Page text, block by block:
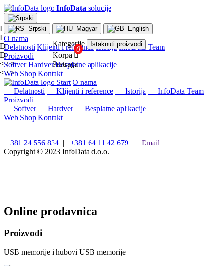
InfoData solucije
Srpski Magyar English
O nama
Delatnosti Klijenti i reference Istorija InfoData Team
Proizvodi
Softver Hardver Besplatne aplikacije
Web Shop Kontakt
Start O nama
Delatnosti
Klijenti i reference Istorija
InfoData Team
Proizvodi
Softver
Hardver
Besplatne aplikacije
Web Shop Kontakt
I
I
D
D
< / >
< / >
Kategorije Istaknuti proizvodi
Korpa 
Pretraga
×
Konfiguracije
Intel
stoni
računari
stoni
računari
Microsoft
tableti
laptopovi
laptopovi
Online prodavnica
Proizvodi
USB memorije i hubovi USB memorije
+381 24 556 834 | +381 64 11 42 679 |
Email
Copyright © 2023 InfoData d.o.o.